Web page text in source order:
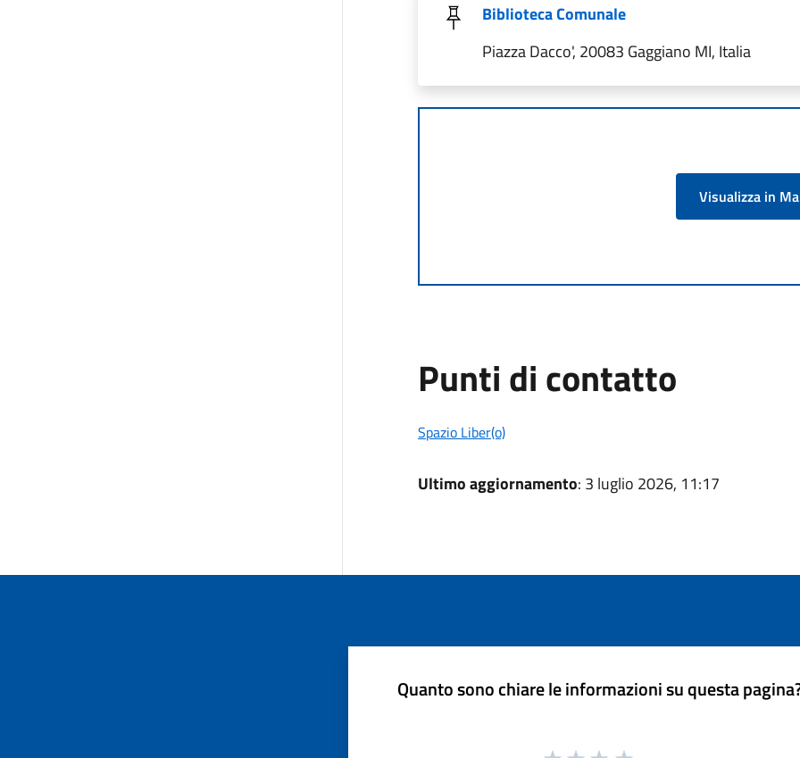
Biblioteca Comunale
Piazza Dacco', 20083 Gaggiano MI, Italia
Visualizza in
Punti di contatto
Spazio Liber(o)
Ultimo aggiornamento: 3 luglio 2026, 11:17
Quanto sono chiare le informazioni su questa